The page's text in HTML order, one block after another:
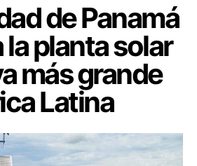
de Panamá
planta solar
más grande
Latina